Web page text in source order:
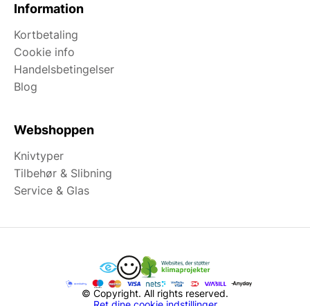
Information
Kortbetaling
Cookie info
Handelsbetingelser
Blog
Webshoppen
Knivtyper
Tilbehør & Slibning
Service & Glas
© Copyright. All rights reserved.